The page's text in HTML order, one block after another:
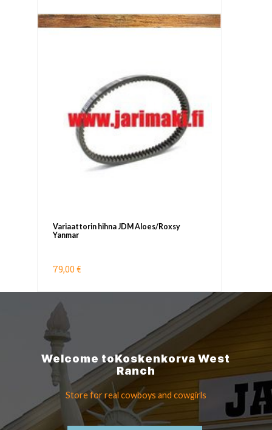
Variaattorin hihna JDM Aloes/Roxsy
Yanmar
79,00 €
Welcome toKoskenkorvaWest
Ranch
Store for real cowboys and cowgirls